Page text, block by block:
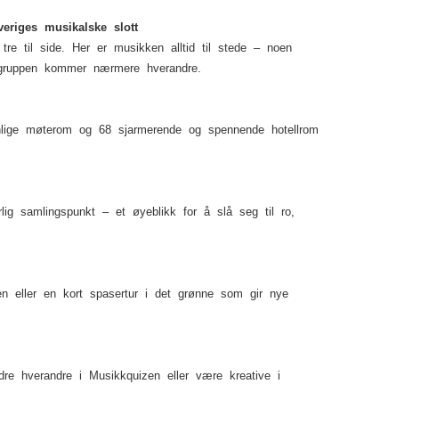
musikalske slott
til side. Her er musikken alltid til stede – noen
kommer nærmere hverandre.
møterom og 68 sjarmerende og spennende hotellrom
samlingspunkt – et øyeblikk for å slå seg til ro,
eller en kort spasertur i det grønne som gir nye
hverandre i Musikkquizen eller være kreative i